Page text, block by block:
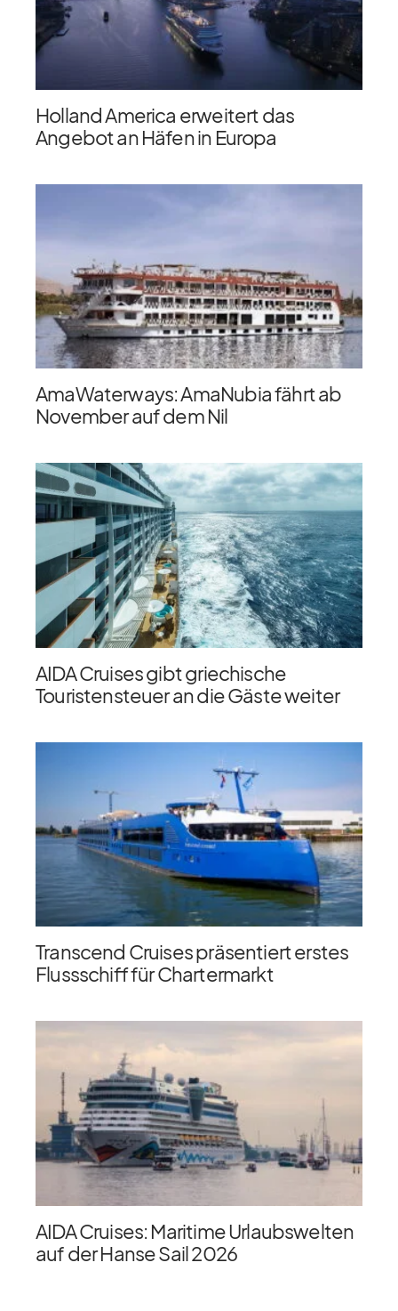
Holland America erweitert das
Angebot an Häfen in Europa
AmaWaterways: AmaNubia fährt ab
November auf dem Nil
AIDA Cruises gibt griechische
Touristensteuer an die Gäste weiter
Transcend Cruises präsentiert erstes
Flussschiff für Chartermarkt
AIDA Cruises: Maritime Urlaubswelten
auf der Hanse Sail 2026